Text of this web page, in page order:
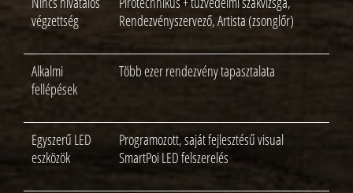
végzettség
Rendezvényszervező, Artista (zsonglőr)
Alkalmi
fellépések
Több ezer rendezvény tapasztalata
Egyszerű LED
eszközök
Programozott, saját fejlesztésű visual
SmartPoi LED felszerelés